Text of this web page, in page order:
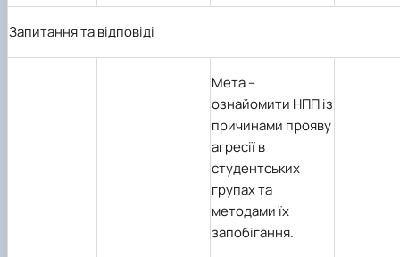
Запитання та відповіді
Мета–
ознайомити НПП із
причинами прояву
агресії в
студентських
групах та
методами їх
запобігання.